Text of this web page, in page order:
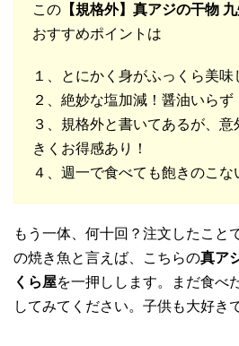
この 【規格外】真アジの干物
おすすめポイントは
１、とにかく身がふっくら美味
２、絶妙な塩加減！醤油いらず
３、規格外と書いてあるが、
きくお得感あり！
４、週一で食べても飽きのこな
もう一体、何十回？注文したこと
の焼き魚と言えば、こちらの真ア
くら屋を一押しします。まだ食べ
してみてください。子供も大好き